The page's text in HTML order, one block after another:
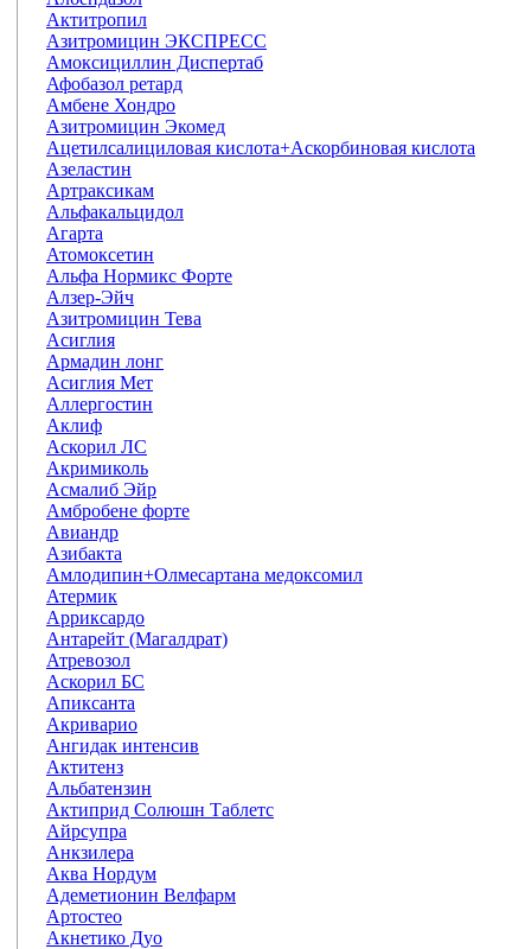
Актитропил
Азитромицин ЭКСПРЕСС
Амоксициллин Диспертаб
Афобазол ретард
Амбене Хондро
Азитромицин Экомед
Ацетилсалициловая кислота+Аскорбиновая кислота
Азеластин
Артраксикам
Альфакальцидол
Агарта
Атомоксетин
Альфа Нормикс Форте
Алзер-Эйч
Азитромицин Тева
Асиглия
Армадин лонг
Асиглия Мет
Аллергостин
Аклиф
Аскорил ЛС
Акримиколь
Асмалиб Эйр
Амбробене форте
Авиандр
Азибакта
Амлодипин+Олмесартана медоксомил
Атермик
Арриксардо
Антарейт (Магалдрат)
Атревозол
Аскорил БС
Апиксанта
Акриварио
Ангидак интенсив
Актитенз
Альбатензин
Актиприд Солюшн Таблетс
Айрсупра
Анкзилера
Аква Нордум
Адеметионин Велфарм
Артостео
Акнетико Дуо